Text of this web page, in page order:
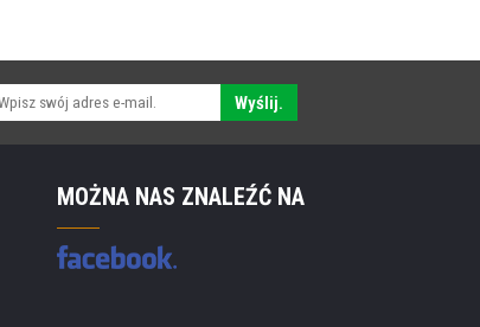
Wyślij.
MOŻNA NAS ZNALEŹĆ NA